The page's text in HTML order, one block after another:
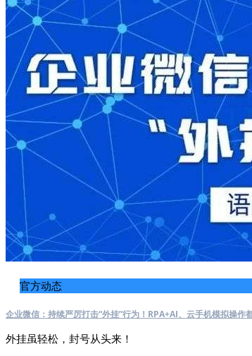
官方动态
企业微信：持续严厉打击“外挂”行为！RPA+AI、云手机模拟操作
外挂虽轻松，封号从头来！